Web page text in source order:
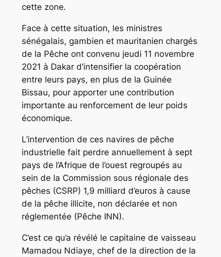
cette zone.
Face à cette situation, les ministres
sénégalais, gambien et mauritanien chargés
de la Pêche ont convenu jeudi 11 novembre
2021 à Dakar d’intensifier la coopération
entre leurs pays, en plus de la Guinée
Bissau, pour apporter une contribution
importante au renforcement de leur poids
économique.
L’intervention de ces navires de pêche
industrielle fait perdre annuellement à sept
pays de l’Afrique de l’ouest regroupés au
sein de la Commission sous régionale des
pêches (CSRP) 1,9 milliard d’euros à cause
de la pêche illicite, non déclarée et non
réglementée (Pêche INN).
C’est ce qu’a révélé le capitaine de vaisseau
Mamadou Ndiaye, chef de la direction de la